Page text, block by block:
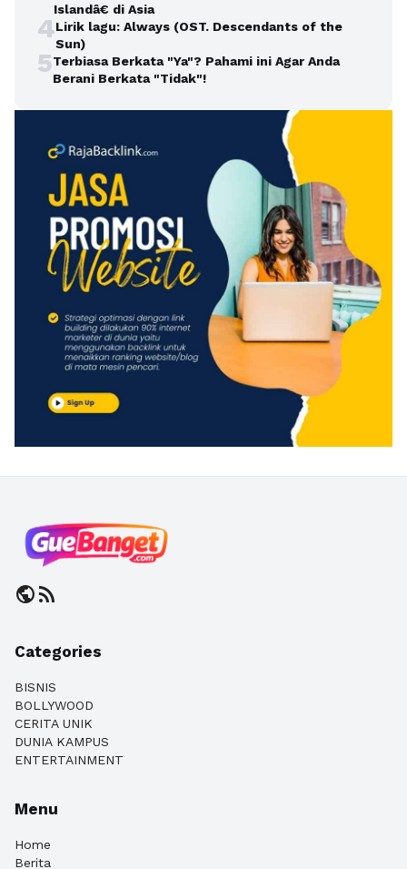
Islandâ€ di Asia
4Lirik lagu: Always (OST. Descendants of the
Sun)
5Terbiasa Berkata "Ya"? Pahami ini Agar Anda
Berani Berkata "Tidak"!
publicrss_feed
Categories
BISNIS
BOLLYWOOD
CERITA UNIK
DUNIA KAMPUS
ENTERTAINMENT
Menu
Home
Berita